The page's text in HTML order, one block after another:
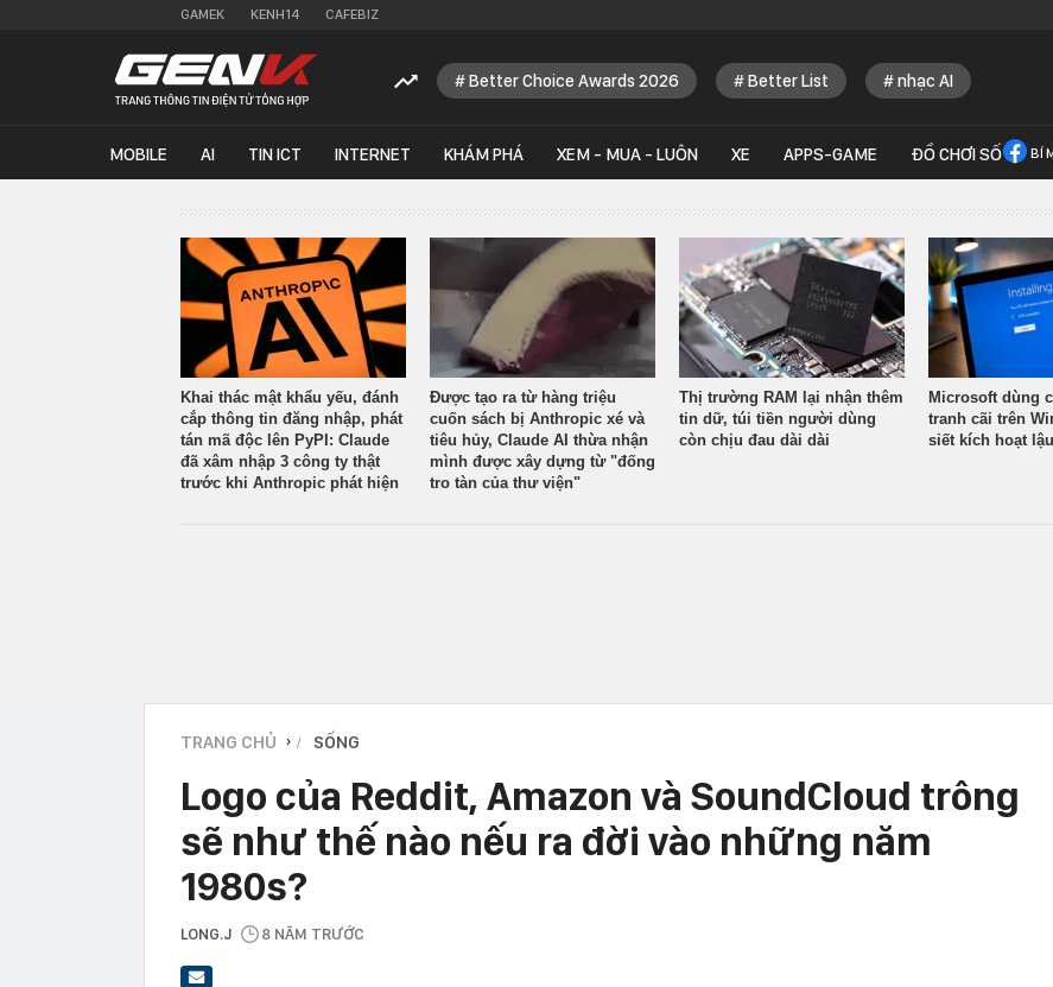
GAMEK KENH14 CAFEBIZ
Better Choice Awards 2026 Better List nhạc AI
MOBILE AI TIN ICT INTERNET KHÁM PHÁ XEM - MUA - LUÔN XE APPS-GAME ĐỒ CHƠI SỐ BÍ
Khai thác mật khẩu yếu, đánh
cắp thông tin đăng nhập, phát
tán mã độc lên PyPI: Claude
đã xâm nhập 3 công ty thật
trước khi Anthropic phát hiện
Được tạo ra từ hàng triệu
cuốn sách bị Anthropic xé và
tiêu hủy, Claude AI thừa nhận
mình được xây dựng từ "đống
tro tàn của thư viện"
Thị trường RAM lại nhận thêm
tin dữ, túi tiền người dùng
còn chịu đau dài dài
Microsoft dùng
tranh cãi trên
siết kích hoạt lậu
TRANG CHỦ › SỐNG
Logo của Reddit, Amazon và SoundCloud trông
sẽ như thế nào nếu ra đời vào những năm
1980s?
LONG.J 8 NĂM TRƯỚC